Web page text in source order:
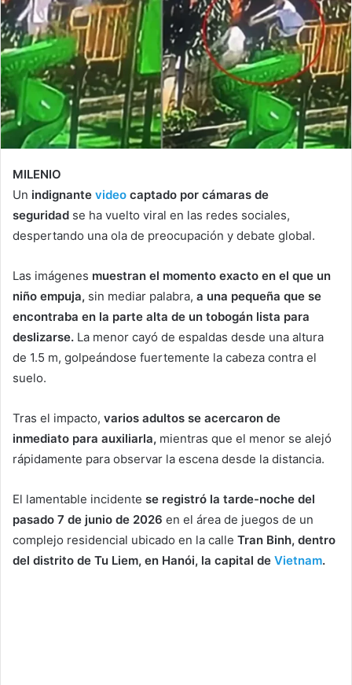
MILENIO
Un indignante video captado por cámaras de
seguridad se ha vuelto viral en las redes sociales,
despertando una ola de preocupación y debate global.
Las imágenes muestran el momento exacto en el que un
niño empuja, sin mediar palabra, a una pequeña que se
encontraba en la parte alta de un tobogán lista para
deslizarse. La menor cayó de espaldas desde una altura
de 1.5 m, golpeándose fuertemente la cabeza contra el
suelo.
Tras el impacto, varios adultos se acercaron de
inmediato para auxiliarla, mientras que el menor se alejó
rápidamente para observar la escena desde la distancia.
El lamentable incidente se registró la tarde-noche del
pasado 7 de junio de 2026 en el área de juegos de un
complejo residencial ubicado en la calle Tran Binh, dentro
del distrito de Tu Liem, en Hanói, la capital de Vietnam.